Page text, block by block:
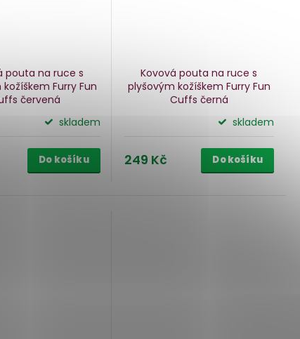
pouta na ruce s
Furry Fun
červená
skladem
Do košíku
Kovová pouta na ruce s
plyšovým kožíškem Furry Fun
Cuffs černá
skladem
249 Kč Do košíku